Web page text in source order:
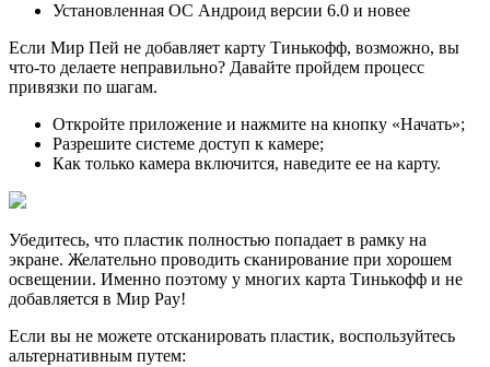
Установленная ОС Андроид версии 6.0 и новее
Если Мир Пей не добавляет карту Тинькофф, возможно, вы
что-то делаете неправильно? Давайте пройдем процесс
привязки по шагам.
Откройте приложение и нажмите на кнопку «Начать»;
Разрешите системе доступ к камере;
Как только камера включится, наведите ее на карту.
Убедитесь, что пластик полностью попадает в рамку на
экране. Желательно проводить сканирование при хорошем
освещении. Именно поэтому у многих карта Тинькофф и не
добавляется в Мир Pay!
Если вы не можете отсканировать пластик, воспользуйтесь
альтернативным путем: